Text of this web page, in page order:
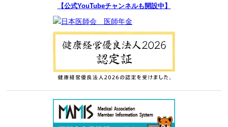
【公式YouTubeチャンネルも開設中】